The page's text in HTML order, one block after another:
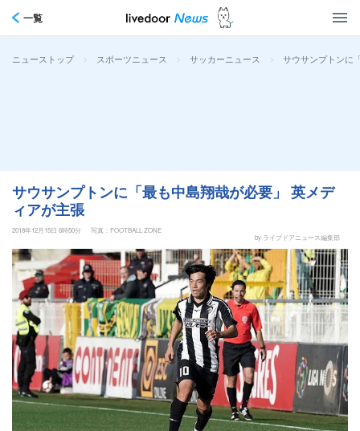
一覧
ニューストップ > スポーツニュース > サッカーニュース > サウサンプトンに
サウサンプトンに「最も中島翔哉が必要」 英メデ
ィアが主張
2018年12月15日 6時50分
写真：FOOTBALL ZONE
by ライブドアニュース編集部